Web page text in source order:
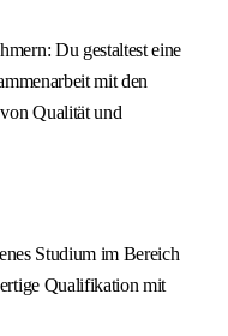
Du gestaltest eine
mit den
Qualität und
Studium im Bereich
Qualifikation mit